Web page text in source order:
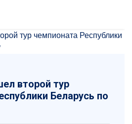
второй тур
Беларусь по